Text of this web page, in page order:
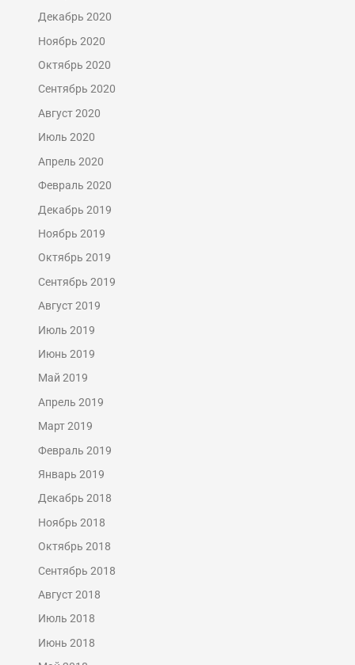
Декабрь 2020
Ноябрь 2020
Октябрь 2020
Сентябрь 2020
Август 2020
Июль 2020
Апрель 2020
Февраль 2020
Декабрь 2019
Ноябрь 2019
Октябрь 2019
Сентябрь 2019
Август 2019
Июль 2019
Июнь 2019
Май 2019
Апрель 2019
Март 2019
Февраль 2019
Январь 2019
Декабрь 2018
Ноябрь 2018
Октябрь 2018
Сентябрь 2018
Август 2018
Июль 2018
Июнь 2018